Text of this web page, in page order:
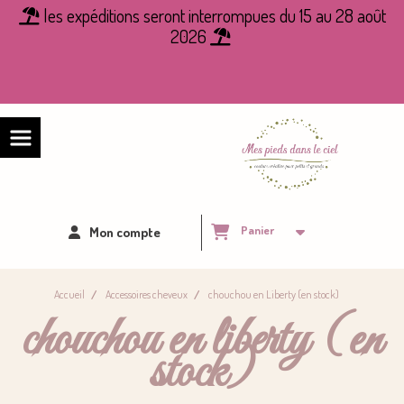
les expéditions seront interrompues du 15 au 28 août
2026 
Mon compte Panier
Accueil Accessoires cheveux chouchou en Liberty (en stock)
chouchou en liberty (en
stock)
Panneau de gestion des cookies